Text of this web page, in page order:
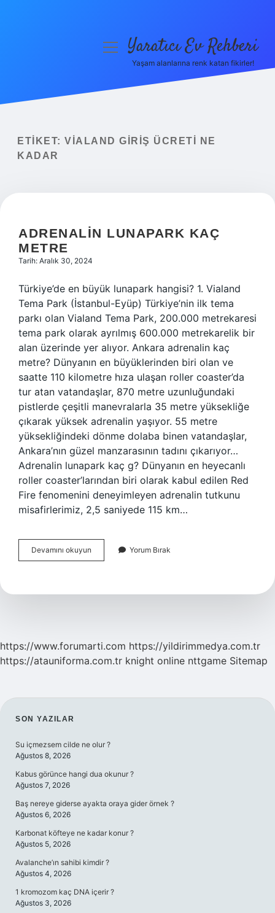
Yasal Uyarı
menüyüYaratıcı Ev Rehberi
Yaşam alanlarına renk katan fikirler!
ETIKET: VIALAND GIRIŞ ÜCRETI NE
KADAR
ADRENALIN LUNAPARK KAÇ
METRE
Tarih: Aralık 30, 2024
Türkiye’de en büyük lunapark hangisi? 1. Vialand
Tema Park (İstanbul-Eyüp) Türkiye’nin ilk tema
parkı olan Vialand Tema Park, 200.000 metrekaresi
tema park olarak ayrılmış 600.000 metrekarelik bir
alan üzerinde yer alıyor. Ankara adrenalin kaç
metre? Dünyanın en büyüklerinden biri olan ve
saatte 110 kilometre hıza ulaşan roller coaster’da
tur atan vatandaşlar, 870 metre uzunluğundaki
pistlerde çeşitli manevralarla 35 metre yüksekliğe
çıkarak yüksek adrenalin yaşıyor. 55 metre
yüksekliğindeki dönme dolaba binen vatandaşlar,
Ankara’nın güzel manzarasının tadını çıkarıyor…
Adrenalin lunapark kaç g? Dünyanın en heyecanlı
roller coaster’larından biri olarak kabul edilen Red
Fire fenomenini deneyimleyen adrenalin tutkunu
misafirlerimiz, 2,5 saniyede 115 km…
Devamını okuyun Adrenalin
Lunapark
Yorum Bırak
https://www.forumarti.com https://yildirimmedya.com.tr
https://atauniforma.com.tr knight online nttgame Sitemap
SIDEBAR
SON YAZILAR
Su içmezsem cilde ne olur ?
Ağustos 8, 2026
Kabus görünce hangi dua okunur ?
Ağustos 7, 2026
Baş nereye giderse ayakta oraya gider örnek ?
Ağustos 6, 2026
Karbonat köfteye ne kadar konur ?
Ağustos 5, 2026
Avalanche’ın sahibi kimdir ?
Ağustos 4, 2026
1 kromozom kaç DNA içerir ?
Ağustos 3, 2026